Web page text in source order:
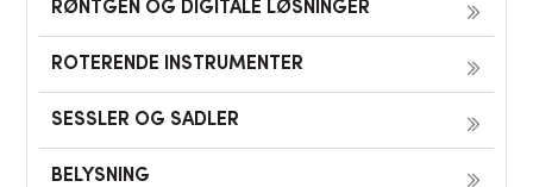
RØNTGEN OG DIGITALE LØSNINGER
ROTERENDE INSTRUMENTER
SESSLER OG SADLER
BELYSNING